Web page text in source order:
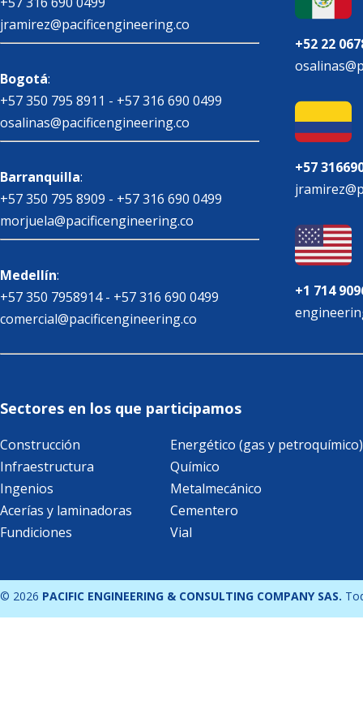
jramirez@pacificengineering.co
Bogotá:
+57 350 795 8911 - +57 316 690 0499
osalinas@pacificengineering.co
Barranquilla:
+57 350 795 8909 - +57 316 690 0499
morjuela@pacificengineering.co
Medellín:
+57 350 7958914 - +57 316 690 0499
comercial@pacificengineering.co
+52 22
+57
+1 714
Sectores en los que participamos
Construcción
Infraestructura
Ingenios
Acerías y laminadoras
Fundiciones
Energético (gas y petroquímico)
Químico
Metalmecánico
Cementero
Vial
© 2026 PACIFIC ENGINEERING & CONSULTING COMPANY SAS.